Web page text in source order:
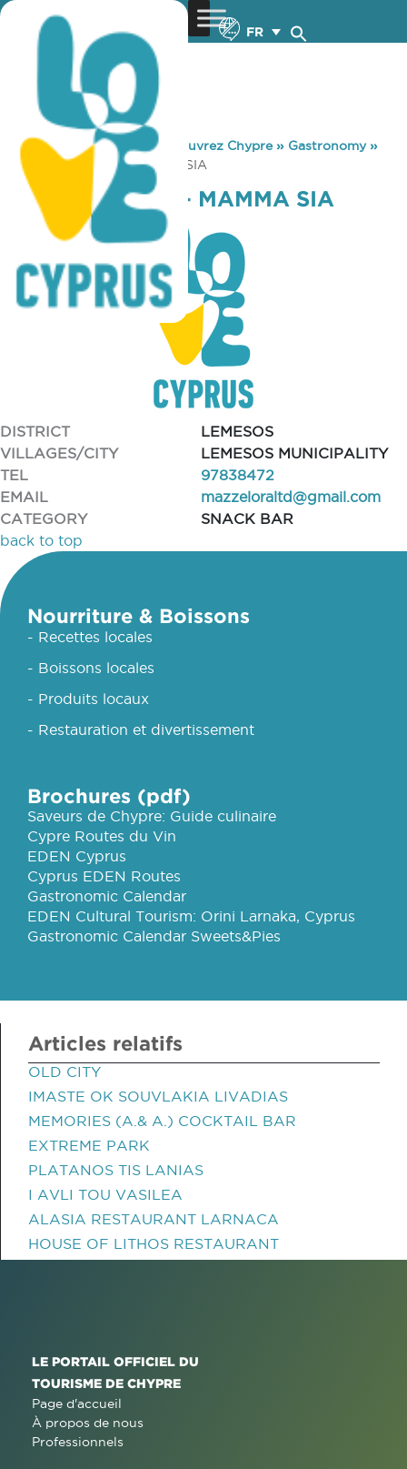
FR
You are here: Home »Découvrez Chypre» Gastronomy»
MONK LOUNGE – MAMMA SIA
MONK LOUNGE – MAMMA SIA
DISTRICT
LEMESOS
VILLAGES/CITY
LEMESOS MUNICIPALITY
TEL
97838472
EMAIL
mazzeloraltd@gmail.com
CATEGORY
SNACK BAR
back to top
Nourriture & Boissons
- Recettes locales
- Boissons locales
- Produits locaux
- Restauration et divertissement
Brochures (pdf)
Saveurs de Chypre: Guide culinaire
Cypre Routes du Vin
EDEN Cyprus
Cyprus EDEN Routes
Gastronomic Calendar
EDEN Cultural Tourism: Orini Larnaka, Cyprus
Gastronomic Calendar Sweets&Pies
Articles relatifs
OLD CITY
IMASTE OK SOUVLAKIA LIVADIAS
MEMORIES (A.& A.) COCKTAIL BAR
EXTREME PARK
PLATANOS TIS LANIAS
I AVLI TOU VASILEA
ALASIA RESTAURANT LARNACA
HOUSE OF LITHOS RESTAURANT
LE PORTAIL OFFICIEL DU
TOURISME DE CHYPRE
Page d'accueil
À propos de nous
Professionnels